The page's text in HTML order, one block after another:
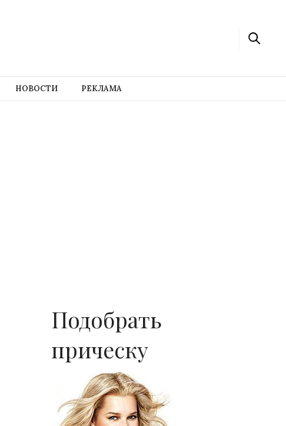
НОВОСТИ РЕКЛАМА
Подобрать
прическу